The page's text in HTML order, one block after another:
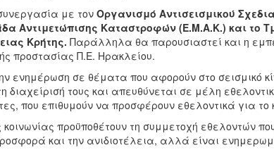
με τονΟργανισμό Αντισεισμικού
Αντιμετώπισης Καταστροφών (Ε.Μ.Α.Κ.) και το
Κρήτης. Παράλληλα θα παρουσιαστεί και η
προστασίας Π.Ε. Ηρακλείου.
ενημέρωση σε θέματα που αφορούν στο σεισμικό
διαχείρισή τους και απευθύνεται σε μέλη
που επιθυμούν να προσφέρουν εθελοντικά για το
προϋποθέτουν τη συμμετοχή εθελοντών
και την ανιδιοτέλεια, αλλά είναι